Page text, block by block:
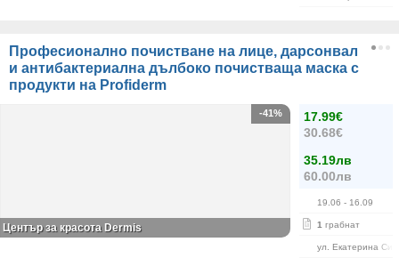
Професионално почистване на лице, дарсонвал
и антибактериална дълбоко почистваща маска с
продукти на Profiderm
17.99€
30.68€
35.19лв
60.00лв
19.06 - 16.09
1 грабнат
ул. Екатерина
-41%
Център за красота Dermis